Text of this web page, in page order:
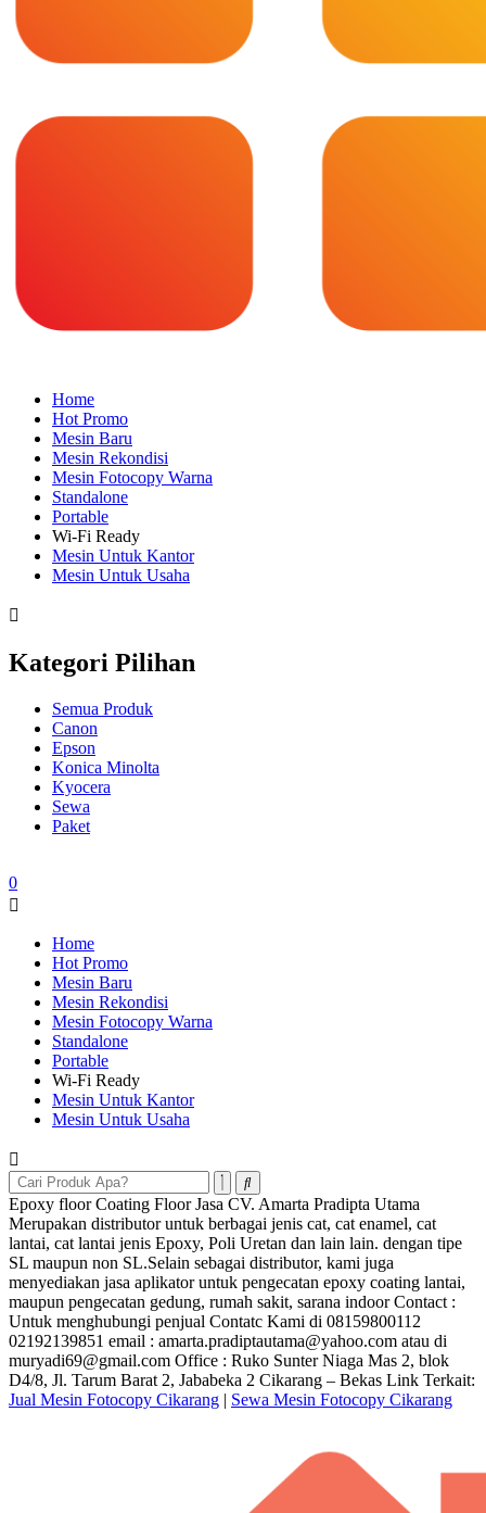
Home
Hot Promo
Mesin Baru
Mesin Rekondisi
Mesin Fotocopy Warna
Standalone
Portable
Wi-Fi Ready
Mesin Untuk Kantor
Mesin Untuk Usaha
Kategori Pilihan
Semua Produk
Canon
Epson
Konica Minolta
Kyocera
Sewa
Paket
0
Home
Hot Promo
Mesin Baru
Mesin Rekondisi
Mesin Fotocopy Warna
Standalone
Portable
Wi-Fi Ready
Mesin Untuk Kantor
Mesin Untuk Usaha
Epoxy floor Coating Floor Jasa CV. Amarta Pradipta Utama
Merupakan distributor untuk berbagai jenis cat, cat enamel, cat
lantai, cat lantai jenis Epoxy, Poli Uretan dan lain lain. dengan tipe
SL maupun non SL.Selain sebagai distributor, kami juga
menyediakan jasa aplikator untuk pengecatan epoxy coating lantai,
maupun pengecatan gedung, rumah sakit, sarana indoor Contact :
Untuk menghubungi penjual Contatc Kami di 08159800112
02192139851 email : amarta.pradiptautama@yahoo.com atau di
muryadi69@gmail.com Office : Ruko Sunter Niaga Mas 2, blok
D4/8, Jl. Tarum Barat 2, Jababeka 2 Cikarang – Bekas Link Terkait:
Jual Mesin Fotocopy Cikarang | Sewa Mesin Fotocopy Cikarang